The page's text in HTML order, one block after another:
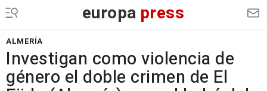
europa press
ALMERÍA
Investigan como violencia de
género el doble crimen de El